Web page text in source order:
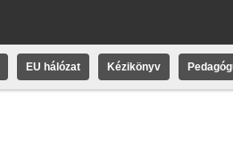
EU hálózat Kézikönyv